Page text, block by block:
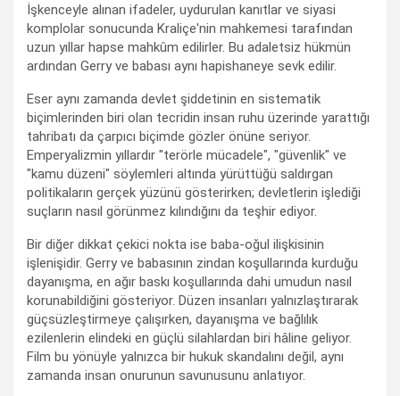
İşkenceyle alınan ifadeler, uydurulan kanıtlar ve siyasi
komplolar sonucunda Kraliçe'nin mahkemesi tarafından
uzun yıllar hapse mahkûm edilirler. Bu adaletsiz hükmün
ardından Gerry ve babası aynı hapishaneye sevk edilir.
Eser aynı zamanda devlet şiddetinin en sistematik
biçimlerinden biri olan tecridin insan ruhu üzerinde yarattığı
tahribatı da çarpıcı biçimde gözler önüne seriyor.
Emperyalizmin yıllardır "terörle mücadele", "güvenlik" ve
"kamu düzeni" söylemleri altında yürüttüğü saldırgan
politikaların gerçek yüzünü gösterirken; devletlerin işlediği
suçların nasıl görünmez kılındığını da teşhir ediyor.
Bir diğer dikkat çekici nokta ise baba-oğul ilişkisinin
işlenişidir. Gerry ve babasının zindan koşullarında kurduğu
dayanışma, en ağır baskı koşullarında dahi umudun nasıl
korunabildiğini gösteriyor. Düzen insanları yalnızlaştırarak
güçsüzleştirmeye çalışırken, dayanışma ve bağlılık
ezilenlerin elindeki en güçlü silahlardan biri hâline geliyor.
Film bu yönüyle yalnızca bir hukuk skandalını değil, aynı
zamanda insan onurunun savunusunu anlatıyor.